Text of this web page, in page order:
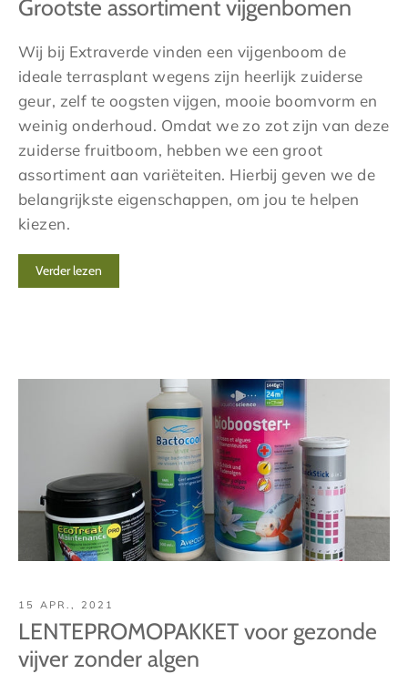
Grootste assortiment vijgenbomen
Wij bij Extraverde vinden een vijgenboom de
ideale terrasplant wegens zijn heerlijk zuiderse
geur, zelf te oogsten vijgen, mooie boomvorm en
weinig onderhoud. Omdat we zo zot zijn van deze
zuiderse fruitboom, hebben we een groot
assortiment aan variëteiten. Hierbij geven we de
belangrijkste eigenschappen, om jou te helpen
kiezen.
Verder lezen
15 APR., 2021
LENTEPROMOPAKKET voor gezonde
vijver zonder algen